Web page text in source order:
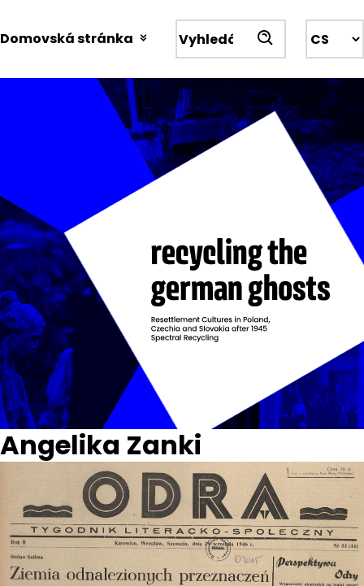
treści
Domovská stránka Wyszukiwarka
Angelika Zanki